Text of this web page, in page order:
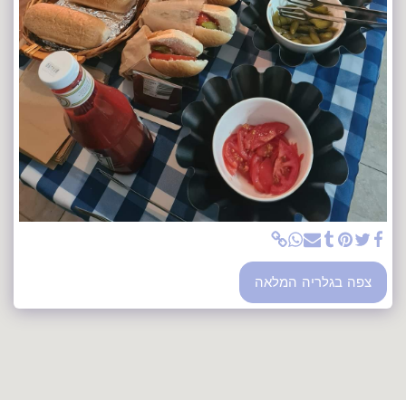
צפה בגלריה המלאה